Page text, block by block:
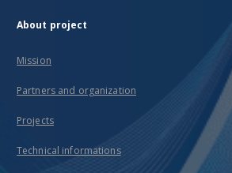
About project
Mission
Partners and organization
Projects
Technical informations